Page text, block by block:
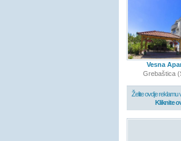
Vesna
Grebaštica
Želite ovdje reklamu
Kliknite